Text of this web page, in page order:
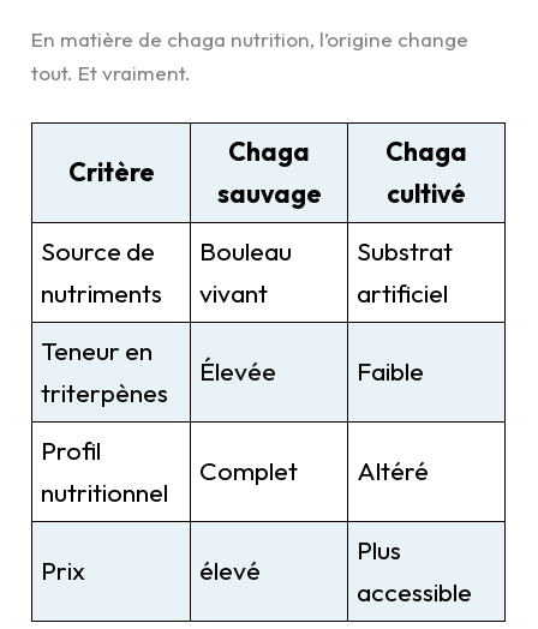
En matière de chaga nutrition, l’origine change
tout. Et vraiment.
Critère
Chaga
sauvage
Chaga
cultivé
Source de
nutriments
Bouleau
vivant
Substrat
artificiel
Teneur en
triterpènes
Élevée Faible
Profil
nutritionnel
Complet Altéré
Prix élevé
Plus
accessible